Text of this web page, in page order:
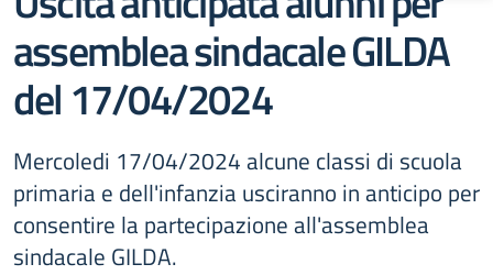
assemblea sindacale GILDA
del 17/04/2024
Mercoledi 17/04/2024 alcune classi di scuola
primaria e dell'infanzia usciranno in anticipo per
consentire la partecipazione all'assemblea
sindacale GILDA.